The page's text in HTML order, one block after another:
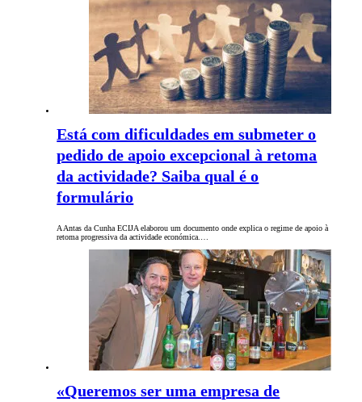
Está com dificuldades em submeter o
pedido de apoio excepcional à retoma
da actividade? Saiba qual é o
formulário
A Antas da Cunha ECIJA elaborou um documento onde explica o regime de apoio à
retoma progressiva da actividade económica.…
«Queremos ser uma empresa de